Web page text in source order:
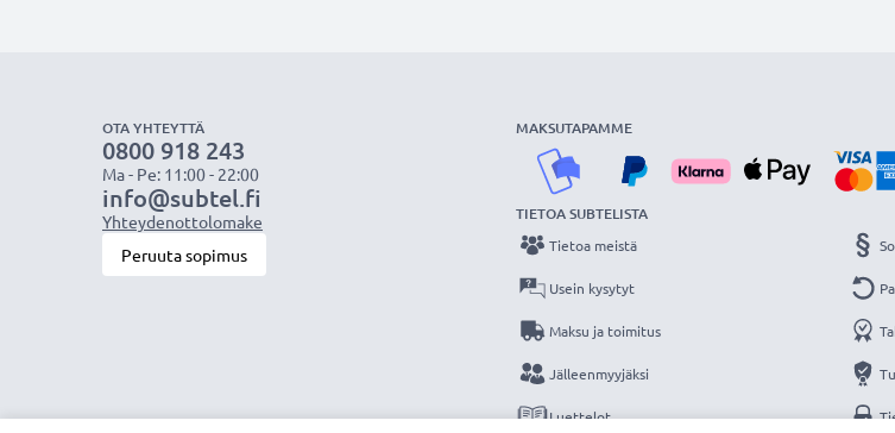
OTA YHTEYTTÄ
0800 918 243
Ma - Pe: 11:00 - 22:00
info@subtel.fi
Yhteydenottolomake
Peruuta sopimus
MAKSUTAPAMME
TIETOA SUBTELISTA
Tietoa meistä
Usein kysytyt
Maksu ja toimitus
Jälleenmyyjäksi
Luettelot